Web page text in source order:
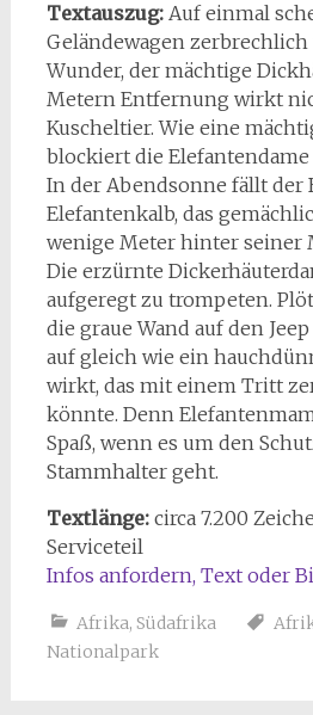
Textauszug:Auf einmal
Geländewagen
Wunder, der mächtige
Metern Entfernung wirkt
Kuscheltier. Wie eine
blockiert die Elefantendame
In der Abendsonne fällt der
Elefantenkalb, das
wenige Meter hinter seiner
Die erzürnte
aufgeregt zu trompeten.
die graue Wand auf den
auf gleich wie ein
wirkt, das mit einem Tritt
könnte. Denn
Spaß, wenn es um den
Stammhalter geht.
Textlänge:circa 7.200
Serviceteil
Infos anfordern, Text oder
Afrika, Südafrika
Nationalpark